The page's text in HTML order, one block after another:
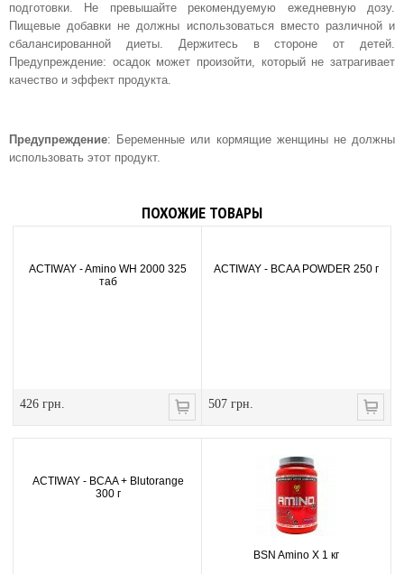
подготовки. Не превышайте рекомендуемую ежедневную дозу.
Пищевые добавки не должны использоваться вместо различной и
сбалансированной диеты. Держитесь в стороне от детей.
Предупреждение: осадок может произойти, который не затрагивает
качество и эффект продукта.
Предупреждение: Беременные или кормящие женщины не должны
использовать этот продукт.
ПОХОЖИЕ ТОВАРЫ
ACTIWAY - Amino WH 2000 325
таб
426 грн.
ACTIWAY - BCAA POWDER 250 г
507 грн.
ACTIWAY - BCAA + Blutorange
300 г
BSN Amino X 1 кг